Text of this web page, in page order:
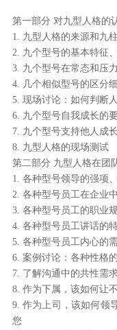
第一部分 对九型人格的
1. 九型人格的来源和九
2. 九个型号的基本特征
3. 九个型号在常态和压
4. 几个相似型号的区分
5. 现场讨论：如何判断
6. 九个型号自我成长的
7. 九个型号支持他人成
8. 九型人格的现场测试
第二部分 九型人格在团
1. 各种型号领导的强项
2. 各种型号员工在企业
3. 各种型号员工的职业
4. 各种型号员工讲话的
5. 各种型号员工内心的
6. 案例讨论：各种性格
7. 了解沟通中的共性需
8. 作为下属，该如何让
9. 作为上司，该如何领
您